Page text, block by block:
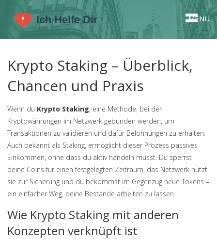
MENU
Krypto Staking – Überblick,
Chancen und Praxis
Wenn du Krypto Staking, eine Methode, bei der
Kryptowährungen im Netzwerk gebunden werden, um
Transaktionen zu validieren und dafür Belohnungen zu erhalten.
Auch bekannt als Staking, ermöglicht dieser Prozess passives
Einkommen, ohne dass du aktiv handeln musst. Du sperrst
deine Coins für einen festgelegten Zeitraum, das Netzwerk nutzt
sie zur Sicherung und du bekommst im Gegenzug neue Tokens –
ein einfacher Weg, deine Bestände arbeiten zu lassen.
Wie Krypto Staking mit anderen
Konzepten verknüpft ist